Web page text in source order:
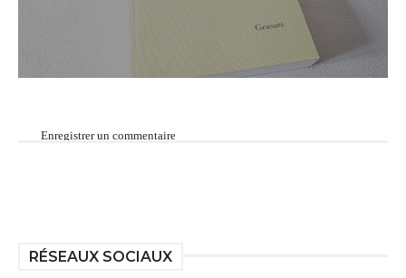
Enregistrer un commentaire
RÉSEAUX SOCIAUX